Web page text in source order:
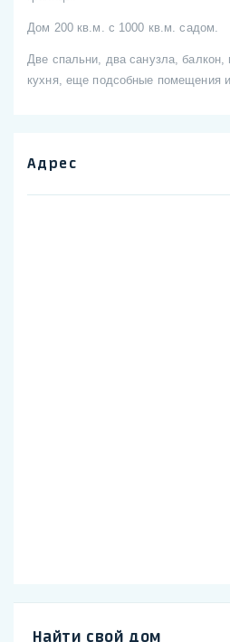
Дом 200 кв.м. с 1000 кв.м. садом.
Две спальни, два санузла, балкон,
кухня, еще подсобные помещения и
Адрес
Найти свой дом